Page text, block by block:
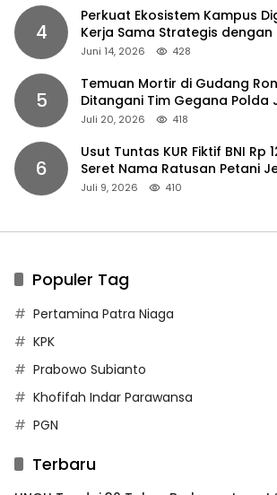
4
Perkuat Ekosistem Kampus
Kerja Sama Strategis dengan
Juni 14, 2026 428
5
Temuan Mortir di Gudang
Ditangani Tim Gegana Polda
Juli 20, 2026 418
6
Usut Tuntas KUR Fiktif BNI Rp
Seret Nama Ratusan Petani
Juli 9, 2026 410
Populer Tag
Pertamina Patra Niaga
KPK
Prabowo Subianto
Khofifah Indar Parawansa
PGN
Terbaru